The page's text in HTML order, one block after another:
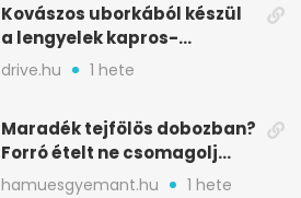
Kovászos uborkából készül
a lengyelek kapros-
savanykás levese
drive.hu 1 hete
Maradék tejfölös dobozban?
Forró ételt ne csomagolj
ilyen tégelybe
hamuesgyemant.hu 1 hete